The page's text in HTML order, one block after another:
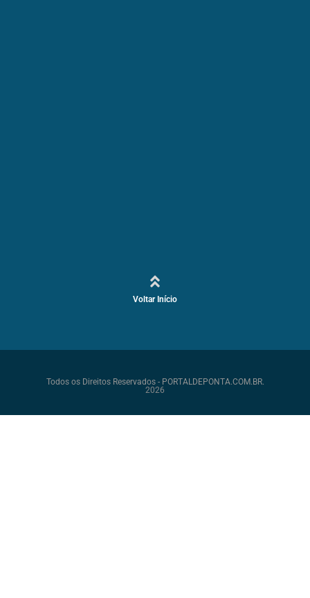
Voltar Início
Todos os Direitos Reservados - PORTALDEPONTA.COM.BR.
2026